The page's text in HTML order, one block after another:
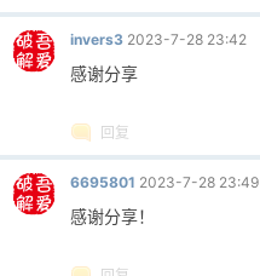
invers3 2023-7-28 23:42
感谢分享
回复
6695801 2023-7-28 23:49
感谢分享！